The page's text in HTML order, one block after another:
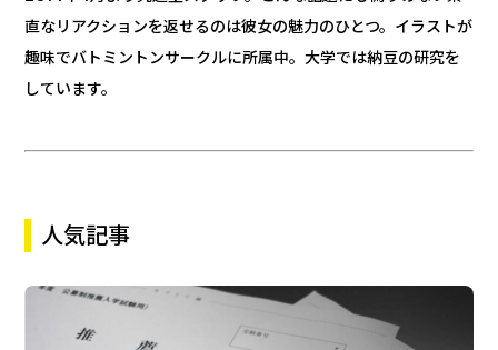
直なリアクションを返せるのは彼女の魅力のひとつ。イラストが
趣味でバトミントンサークルに所属中。大学では納豆の研究を
しています。
人気記事